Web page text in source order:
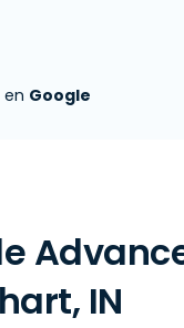
en Google
IN